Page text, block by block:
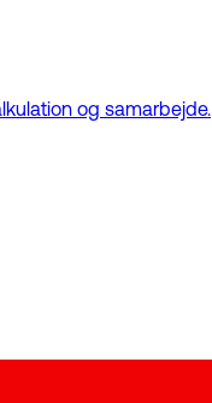
og samarbejde.